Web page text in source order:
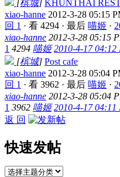
[槟城] KHUNTHAI
xiao-hanne 2012-3-28 05:15
回 1 · 看 4294 · 最后 喵姬 ·
xiao-hanne 2012-3-28 05:15
1 4294 喵姬 2010-4-17 04:12
[槟城] Post cafe
xiao-hanne 2012-3-28 05:04
回 1 · 看 3962 · 最后 喵姬 ·
xiao-hanne 2012-3-28 05:04
1 3962 喵姬 2010-4-17 04:11
返 回
快速发帖